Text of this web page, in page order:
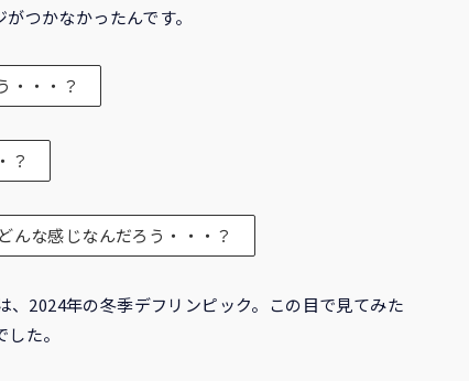
つかなかったんです。
・・・？
？
んな感じなんだろう・・・？
2024年の冬季デフリンピック。この目で見てみた
た。